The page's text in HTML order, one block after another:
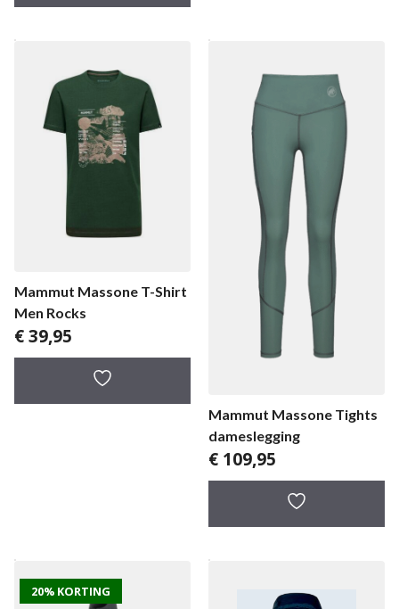
Mammut Massone T-Shirt
Men Rocks
€39,95
Mammut Massone Tights
dameslegging
€ 109,95
20% KORTING